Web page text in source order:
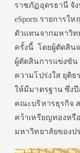
ราชภัฏอุดรธานี จั
eSports รายการใ
ตัวแทนจากมหาวิท
ครั้งนี้ โดยผู้ตัดสิน
ผู้ตัดสินการแข่งขั
ความโปร่งใส ยุติ
ให้มีมาตรฐาน ซึ่ง
คณะบริหารธุรกิจ
คว้าเหรียญทองหรื
มหาวิทยาลัยของป